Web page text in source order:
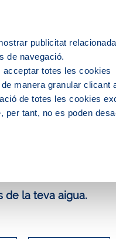
publicitat
de navegació.
totes les cookies
manera granular clicant
de totes les cookies
per tant, no es poden
ciutat
de la teva aigua.